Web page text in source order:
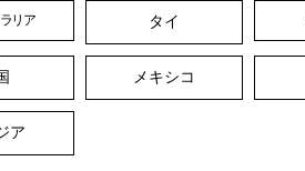
リア タイ
メキシコ
ア